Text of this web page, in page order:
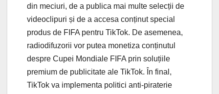
din meciuri, de a publica mai multe selecții de
videoclipuri și de a accesa conținut special
produs de FIFA pentru TikTok. De asemenea,
radiodifuzorii vor putea monetiza conținutul
despre Cupei Mondiale FIFA prin soluțiile
premium de publicitate ale TikTok. În final,
TikTok va implementa politici anti-piraterie